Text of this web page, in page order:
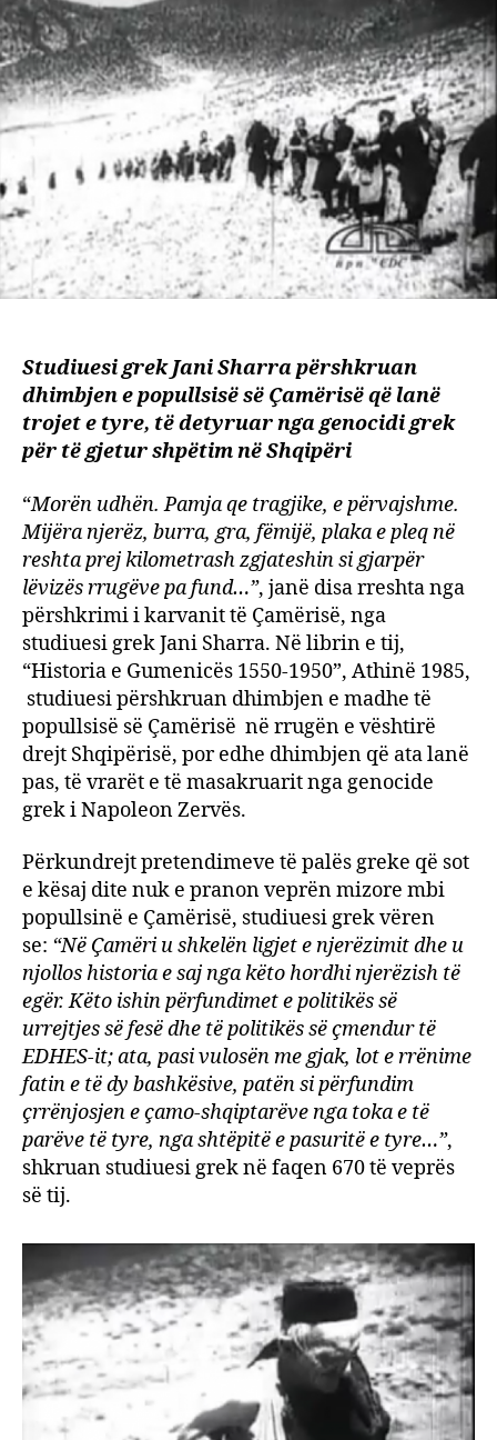
qe
e
(foto)
Studiuesi grek Jani Sharra përshkruan
dhimbjen e popullsisë së Çamërisë që lanë
trojet e tyre, të detyruar nga genocidi grek
për të gjetur shpëtim në Shqipëri
“Morën udhën. Pamja qe tragjike, e përvajshme.
Mijëra njerëz, burra, gra, fëmijë, plaka e pleq në
reshta prej kilometrash zgjateshin si gjarpër
lëvizës rrugëve pa fund…”, janë disa rreshta nga
përshkrimi i karvanit të Çamërisë, nga
studiuesi grek Jani Sharra. Në librin e tij,
“Historia e Gumenicës 1550-1950”, Athinë 1985,
studiuesi përshkruan dhimbjen e madhe të
popullsisë së Çamërisë në rrugën e vështirë
drejt Shqipërisë, por edhe dhimbjen që ata lanë
pas, të vrarët e të masakruarit nga genocide
grek i Napoleon Zervës.
Përkundrejt pretendimeve të palës greke që sot
e kësaj dite nuk e pranon veprën mizore mbi
popullsinë e Çamërisë, studiuesi grek vëren
se: “Në Çamëri u shkelën ligjet e njerëzimit dhe u
njollos historia e saj nga këto hordhi njerëzish të
egër. Këto ishin përfundimet e politikës së
urrejtjes së fesë dhe të politikës së çmendur të
EDHES-it; ata, pasi vulosën me gjak, lot e rrënime
fatin e të dy bashkësive, patën si përfundim
çrrënjosjen e çamo-shqiptarëve nga toka e të
parëve të tyre, nga shtëpitë e pasuritë e tyre…”,
shkruan studiuesi grek në faqen 670 të veprës
së tij.